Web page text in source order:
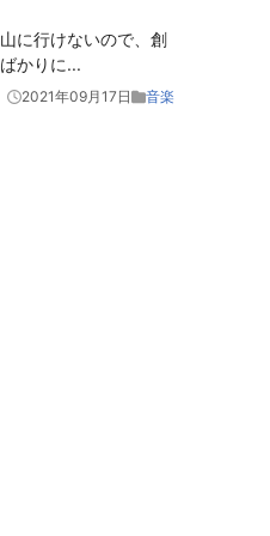
に行けないので、創
かりに...
2021年09月17日 音楽